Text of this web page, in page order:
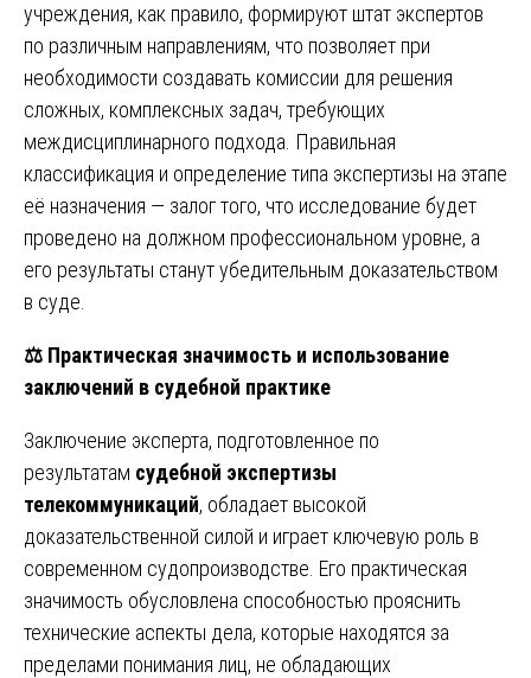
учреждения, как правило, формируют штат экспертов
по различным направлениям, что позволяет при
необходимости создавать комиссии для решения
сложных, комплексных задач, требующих
междисциплинарного подхода. Правильная
классификация и определение типа экспертизы на этапе
её назначения — залог того, что исследование будет
проведено на должном профессиональном уровне, а
его результаты станут убедительным доказательством
в суде.
⚖️ Практическая значимость и использование
заключений в судебной практике
Заключение эксперта, подготовленное по
результатам судебной экспертизы
телекоммуникаций, обладает высокой
доказательственной силой и играет ключевую роль в
современном судопроизводстве. Его практическая
значимость обусловлена способностью прояснить
технические аспекты дела, которые находятся за
пределами понимания лиц, не обладающих